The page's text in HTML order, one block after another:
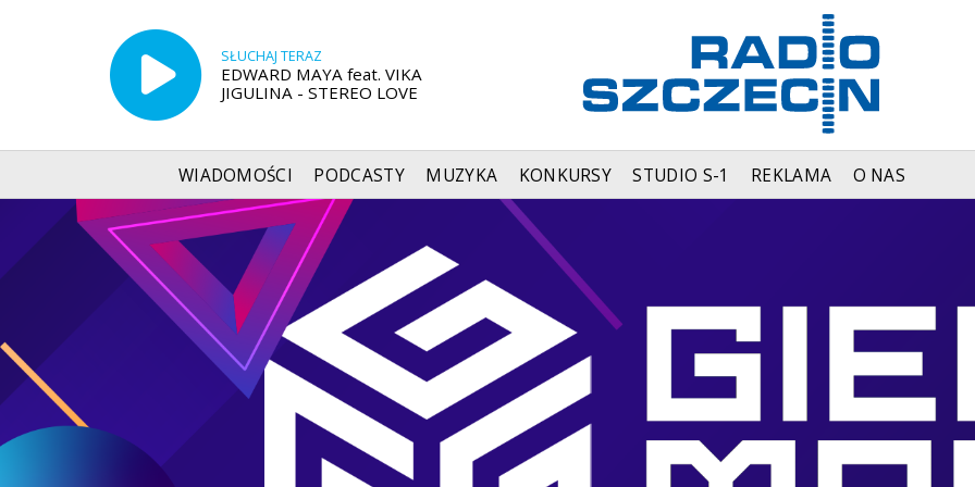
SŁUCHAJ TERAZ
EDWARD MAYA feat. VIKA
JIGULINA - STEREO LOVE
WIADOMOŚCI PODCASTY MUZYKA KONKURSY STUDIO S-1 REKLAMA O NAS